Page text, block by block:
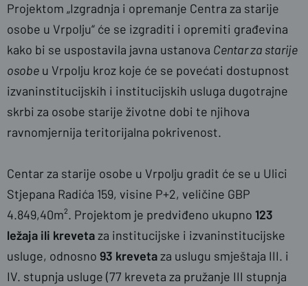
Projektom „Izgradnja i opremanje Centra za starije
osobe u Vrpolju“ će se izgraditi i opremiti građevina
kako bi se uspostavila javna ustanova Centar za starije
osobe u Vrpolju kroz koje će se povećati dostupnost
izvaninstitucijskih i institucijskih usluga dugotrajne
skrbi za osobe starije životne dobi te njihova
ravnomjernija teritorijalna pokrivenost.
Centar za starije osobe u Vrpolju gradit će se u Ulici
Stjepana Radića 159, visine P+2, veličine GBP
4.849,40m². Projektom je predviđeno ukupno 123
ležaja ili krevetaza institucijske i izvaninstitucijske
usluge, odnosno 93 krevetaza uslugu smještaja III. i
IV. stupnja usluge (77 kreveta za pružanje III stupnja